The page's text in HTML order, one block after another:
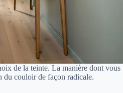
de la teinte. La manière dont vous
du couloir de façon radicale.